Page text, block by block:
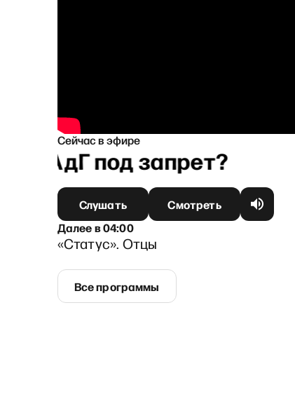
Сейчас в эфире
АдГ под запрет?
Слушать
Смотреть
Далеев04:00
«Статус». Отцы
Все программы